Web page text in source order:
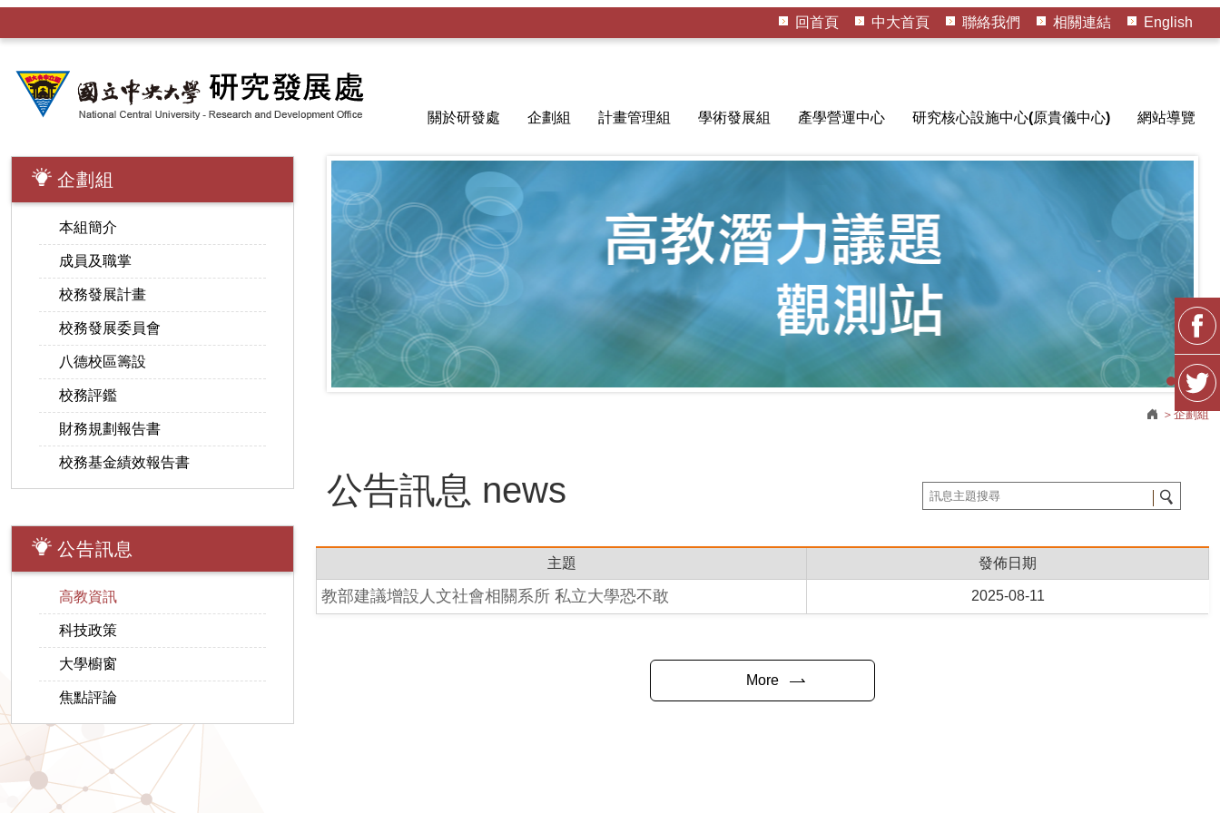
回首頁 中大首頁 聯絡我們 相關連結 English
關於研發處 企劃組 計畫管理組 學術發展組 產學營運中心 研究核心設施中心(原貴儀中心) 網站導覽
企劃組
本組簡介
成員及職掌
校務發展計畫
校務發展委員會
八德校區籌設
校務評鑑
財務規劃報告書
校務基金績效報告書
公告訊息
高教資訊
科技政策
大學櫥窗
焦點評論
企劃組
公告訊息 news
主題 發佈日期
教部建議增設人文社會相關系所 私立大學恐不敢 2025-08-11
More